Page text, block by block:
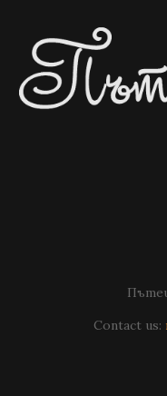
Contact us: